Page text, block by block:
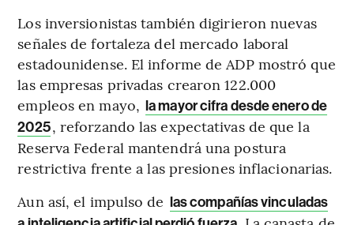
Los inversionistas también digirieron nuevas
señales de fortaleza del mercado laboral
estadounidense. El informe de ADP mostró que
las empresas privadas crearon 122.000
empleos en mayo, la mayor cifra desde enero de
2025, reforzando las expectativas de que la
Reserva Federal mantendrá una postura
restrictiva frente a las presiones inflacionarias.
Aun así, el impulso de las compañías vinculadas